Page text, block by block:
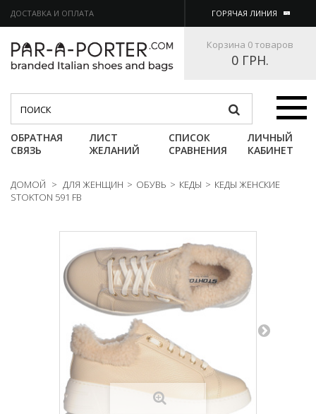
ДОСТАВКА И ОПЛАТА ГОРЯЧАЯ ЛИНИЯ
Корзина 0 товаров
0 ГРН.
Категории
ОБРАТНАЯ
СВЯЗЬ
ЛИСТ
ЖЕЛАНИЙ
СПИСОК
СРАВНЕНИЯ
ЛИЧНЫЙ
КАБИНЕТ
ДОМОЙ > ДЛЯ ЖЕНЩИН > ОБУВЬ > КЕДЫ > КЕДЫ ЖЕНСКИЕ
STOKTON 591 FB